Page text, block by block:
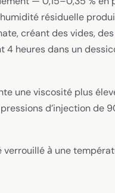
résiduelle
créant des vides, des
4 heures dans un
une viscosité plus
d’injection de
verrouillé à une